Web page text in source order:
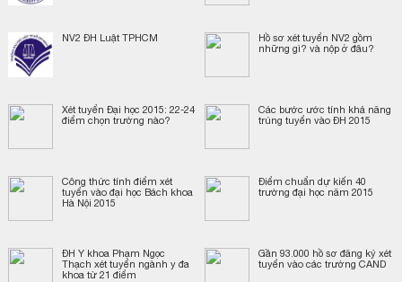
NV2 ĐH Luật TPHCM
Hồ sơ xét tuyển NV2 gồm
những gì? và nộp ở đâu?
Xét tuyển Đại học 2015: 22-24
điểm chọn trường nào?
Các bước ước tính khả năng
trúng tuyển vào ĐH 2015
Công thức tính điểm xét
tuyển vào đại học Bách khoa
Hà Nội 2015
Điểm chuẩn dự kiến 40
trường đại học năm 2015
ĐH Y khoa Phạm Ngọc
Thạch xét tuyển ngành y đa
khoa từ 21 điểm
Gần 93.000 hồ sơ đăng ký xét
tuyển vào các trường CAND